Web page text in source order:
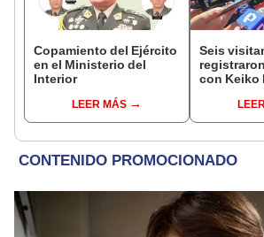
Copamiento del Ejército
en el Ministerio del
Interior
LEER MÁS
Seis
con Keiko